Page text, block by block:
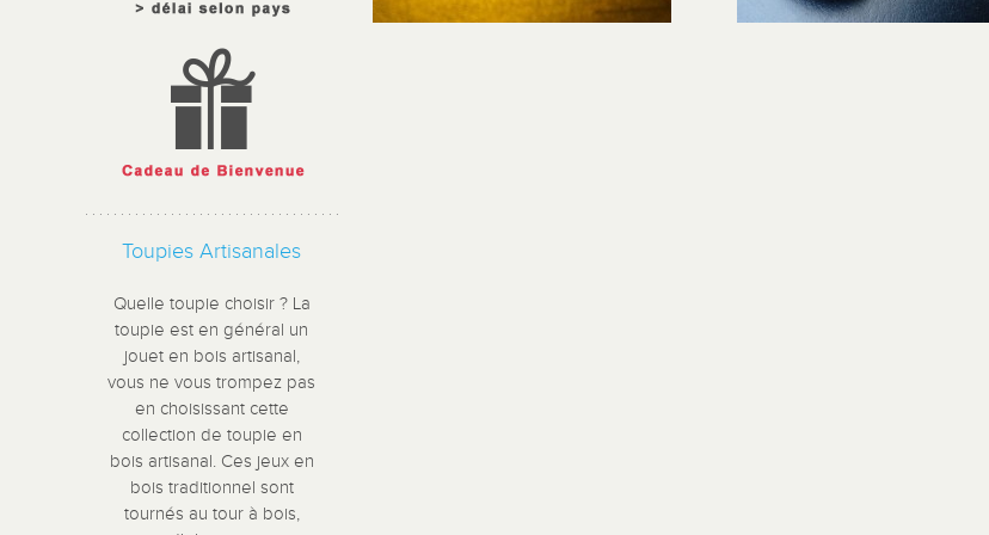
Toupies Artisanales
Quelle toupie choisir ? La
toupie est en général un
jouet en bois artisanal,
vous ne vous trompez pas
en choisissant cette
collection de toupie en
bois artisanal. Ces jeux en
bois traditionnel sont
tournés au tour à bois,